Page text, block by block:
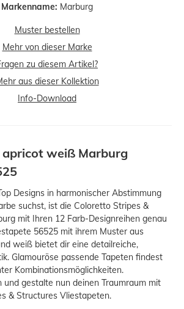
Markenname: Marburg
Muster bestellen
Mehr von dieser Marke
zu diesem Artikel?
aus dieser Kollektion
Info-Download
apricot weiß Marburg
Designs in harmonischer Abstimmung
suchst, ist die Coloretto Stripes &
mit Ihren 12 Farb-Designreihen genau
56525 mit ihrem Muster aus
weiß bietet dir eine detailreiche,
Glamouröse passende Tapeten findest
Kombinationsmöglichkeiten.
und gestalte nun deinen Traumraum mit
& Structures Vliestapeten.